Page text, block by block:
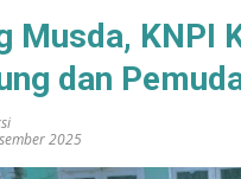
Musda, KNPI
dan
2025